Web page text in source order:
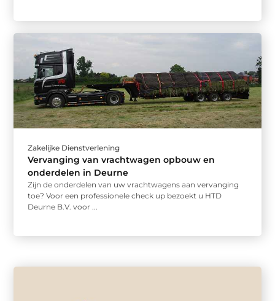
Zakelijke Dienstverlening
Vervanging van vrachtwagen opbouw en
onderdelen in Deurne
Zijn de onderdelen van uw vrachtwagens aan vervanging
toe? Voor een professionele check up bezoekt u HTD
Deurne B.V. voor ...